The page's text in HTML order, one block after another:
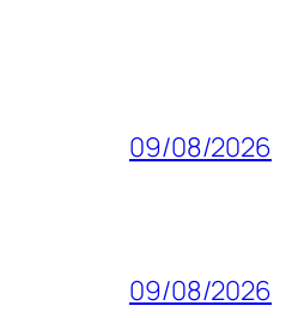
09/08/2026
09/08/2026